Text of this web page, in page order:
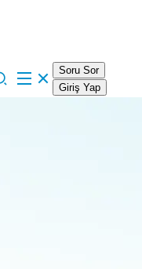
Soru Sor
Giriş Yap